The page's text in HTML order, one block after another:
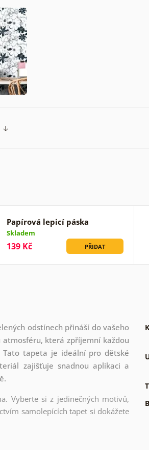
Papírová lepicí páska
Skladem
139 Kč PŘIDAT
odstínech přináší do vašeho
která zpříjemní každou
tapeta je ideální pro dětské
zajišťuje snadnou aplikaci a
Vyberte si z jedinečných motivů,
samolepících tapet si dokážete